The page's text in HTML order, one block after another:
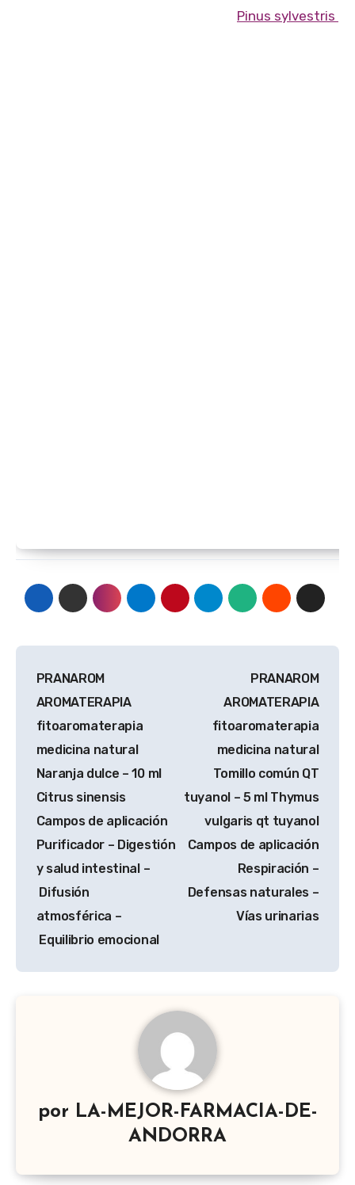
de
entradas
PRANAROM
AROMATERAPIA
fitoaromaterapia
medicina natural
Naranja dulce – 10 ml
Citrus sinensis
Campos de aplicación
Purificador – Digestión
y salud intestinal –
Difusión
atmosférica –
Equilibrio emocional
PRANAROM
AROMATERAPIA
fitoaromaterapia
medicina natural
Tomillo común QT
tuyanol – 5 ml Thymus
vulgaris qt tuyanol
Campos de aplicación
Respiración –
Defensas naturales –
Vías urinarias
por LA-MEJOR-FARMACIA-DE-
ANDORRA